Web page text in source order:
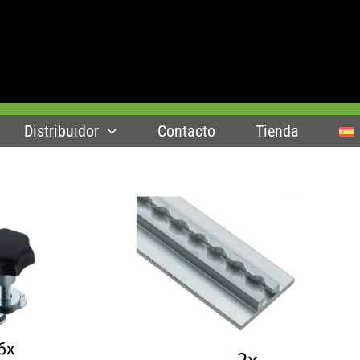
Distribuidor Contacto Tienda
VIEW
AÑADIR AL CARRITO
QUICK VIEW